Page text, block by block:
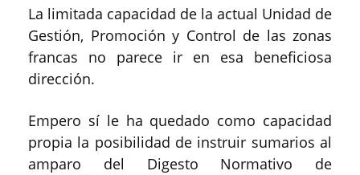
La limitada capacidad de la actual Unidad de
Gestión, Promoción y Control de las zonas
francas no parece ir en esa beneficiosa
dirección.
Empero sí le ha quedado como capacidad
propia la posibilidad de instruir sumarios al
amparo del Digesto Normativo de